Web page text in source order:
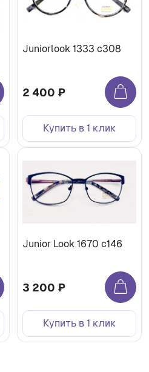
Juniorlook 1333 с308
2 400 ₽
Купить в 1 клик
Junior Look 1670 с146
3 200 ₽
Купить в 1 клик